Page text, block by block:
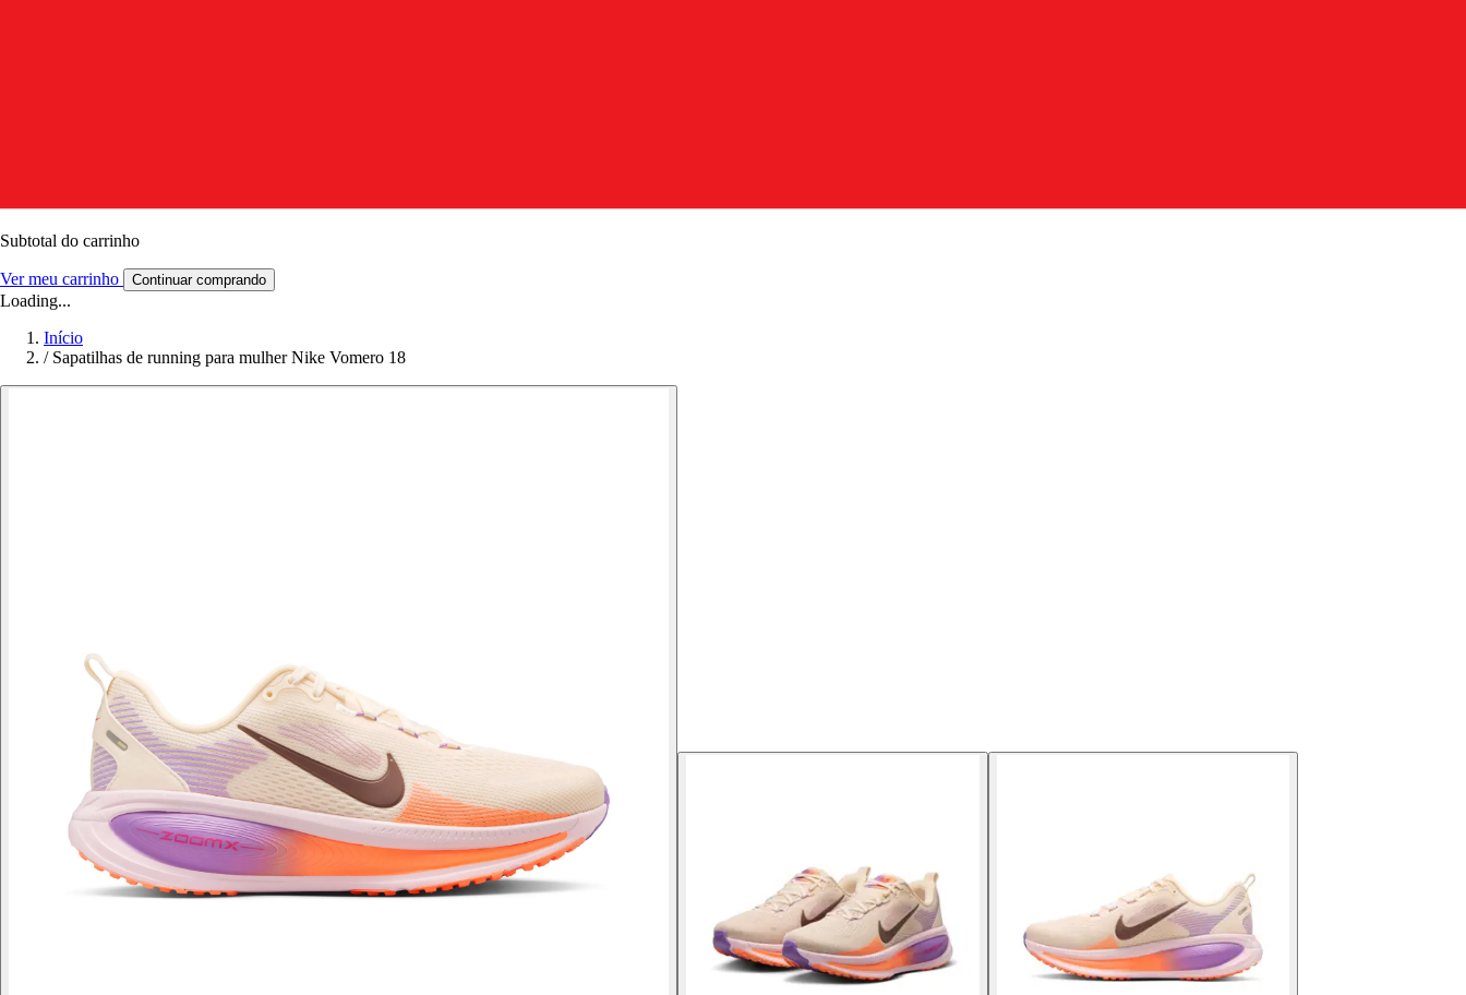
Subtotal do carrinho
Ver meu carrinho Continuar comprando
Loading...
Início
/ Sapatilhas de running para mulher Nike Vomero 18